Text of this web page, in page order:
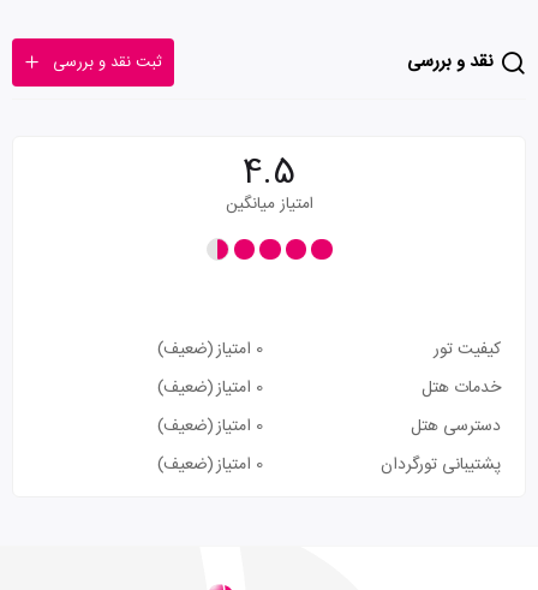
نقد و بررسی ثبت نقد و بررسی
4.5
امتیاز میانگین
کیفیت تور 0 امتیاز
(ضعیف)
خدمات هتل
0 امتیاز
(ضعیف)
دسترسی هتل
0 امتیاز
(ضعیف)
پشتیبانی تورگردان
0 امتیاز (ضعیف)